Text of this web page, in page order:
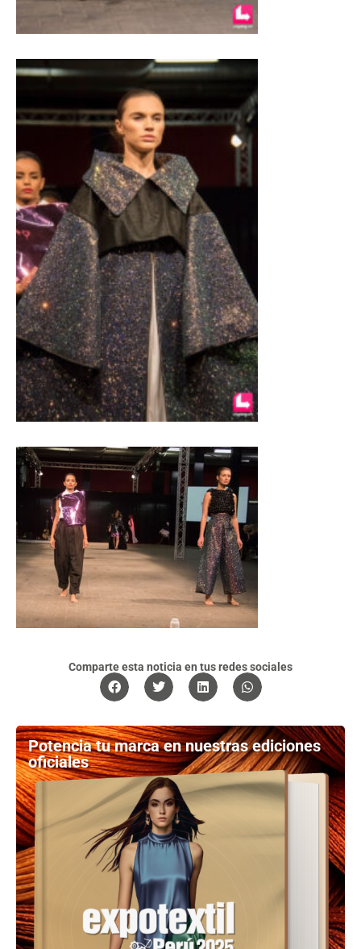
Comparte esta noticia en tus redes sociales
Potencia tu marca en nuestras ediciones
oficiales